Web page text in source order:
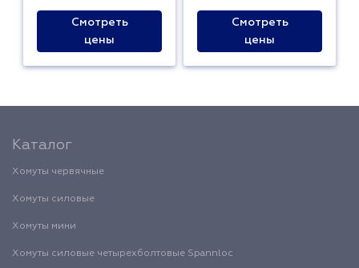
Смотреть
цены
Смотреть
цены
Каталог
Хомуты червячные
Хомуты силовые
Хомуты мини
Хомуты силовые четырехболтовые Spannloc